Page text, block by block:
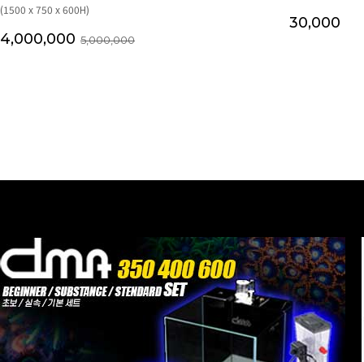
(1500 x 750 x 600H)
4,000,000 5,000,000
30,000